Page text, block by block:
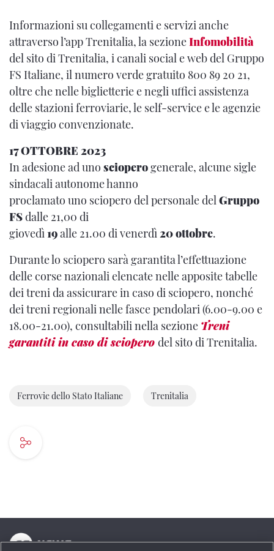
Informazioni su collegamenti e servizi anche
attraverso l’app Trenitalia, la sezioneInfomobilità
del sito di Trenitalia, i canali social e web del Gruppo
FS Italiane, il numero verde gratuito 800 89 20 21,
oltre che nelle biglietterie e negli uffici assistenza
delle stazioni ferroviarie, le self-service e le agenzie
di viaggio convenzionate.
17 OTTOBRE 2023
In adesione ad uno scioperogenerale, alcune sigle
sindacali autonome hanno
proclamato uno sciopero del personale delGruppo
FSdalle 21,00 di
giovedì19alle 21.00 di venerdì20 ottobre.
Durante lo sciopero sarà garantita l’effettuazione
delle corse nazionali elencate nelle apposite tabelle
dei treni da assicurare in caso di sciopero, nonché
dei treni regionali nelle fasce pendolari (6.00-9.00 e
18.00-21.00), consultabili nella sezione Treni
garantiti in caso di sciopero del sito di Trenitalia.
Ferrovie dello Stato Italiane Trenitalia